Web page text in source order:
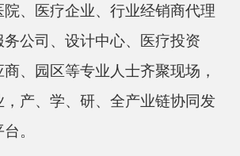
、医疗企业、行业经销商代理
公司、设计中心、医疗投资
、园区等专业人士齐聚现场，
，产、学、研、全产业链协同发
。